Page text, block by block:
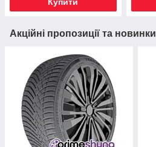
Купити
Акційні пропозиції та новинки